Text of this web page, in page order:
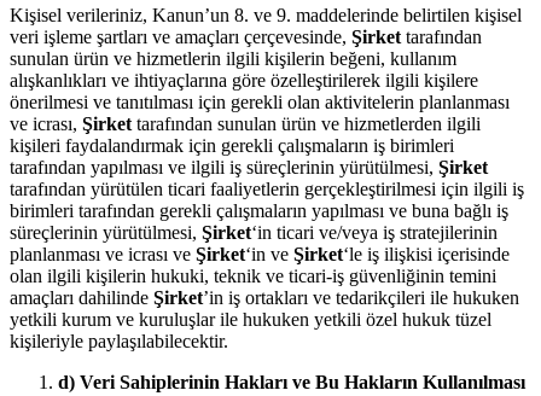
Kişisel verileriniz, Kanun’un 8. ve 9. maddelerinde belirtilen kişisel
veri işleme şartları ve amaçları çerçevesinde, Şirket tarafından
sunulan ürün ve hizmetlerin ilgili kişilerin beğeni, kullanım
alışkanlıkları ve ihtiyaçlarına göre özelleştirilerek ilgili kişilere
önerilmesi ve tanıtılması için gerekli olan aktivitelerin planlanması
ve icrası, Şirket tarafından sunulan ürün ve hizmetlerden ilgili
kişileri faydalandırmak için gerekli çalışmaların iş birimleri
tarafından yapılması ve ilgili iş süreçlerinin yürütülmesi, Şirket
tarafından yürütülen ticari faaliyetlerin gerçekleştirilmesi için ilgili iş
birimleri tarafından gerekli çalışmaların yapılması ve buna bağlı iş
süreçlerinin yürütülmesi, Şirket‘in ticari ve/veya iş stratejilerinin
planlanması ve icrası ve Şirket‘in ve Şirket‘le iş ilişkisi içerisinde
olan ilgili kişilerin hukuki, teknik ve ticari-iş güvenliğinin temini
amaçları dahilinde Şirket’in iş ortakları ve tedarikçileri ile hukuken
yetkili kurum ve kuruluşlar ile hukuken yetkili özel hukuk tüzel
kişileriyle paylaşılabilecektir.
d) Veri Sahiplerinin Hakları ve Bu Hakların Kullanılması